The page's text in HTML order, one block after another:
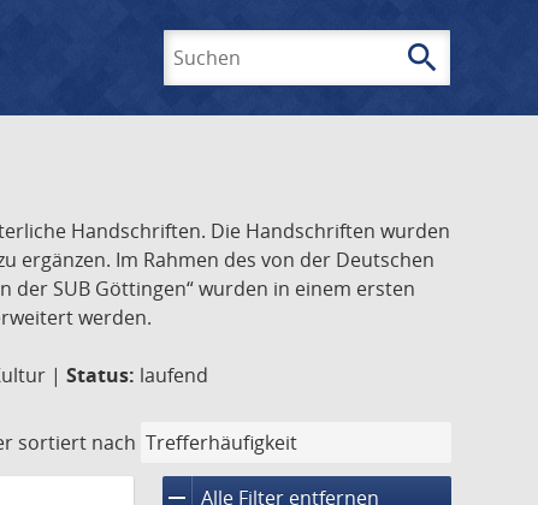
search
Handschriften. Die Handschriften wurden
ergänzen. Im Rahmen des von der Deutschen
SUB Göttingen“ wurden in einem ersten
werden.
| Status: laufend
sortiert nach
remove Alle Filter entfernen